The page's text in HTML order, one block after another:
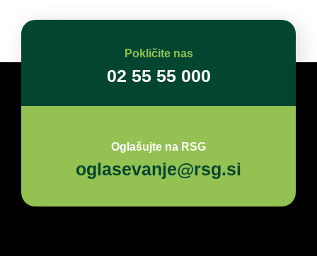
Pokličite nas
02 55 55 000
Oglašujte na RSG
oglasevanje@rsg.si